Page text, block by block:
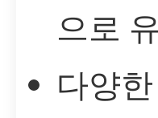
으로
다양